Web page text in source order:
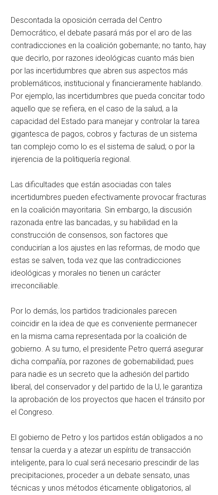
Descontada la oposición cerrada del Centro
Democrático, el debate pasará más por el aro de las
contradicciones en la coalición gobernante; no tanto, hay
que decirlo, por razones ideológicas cuanto más bien
por las incertidumbres que abren sus aspectos más
problemáticos, institucional y financieramente hablando.
Por ejemplo, las incertidumbres que pueda concitar todo
aquello que se refiera, en el caso de la salud, a la
capacidad del Estado para manejar y controlar la tarea
gigantesca de pagos, cobros y facturas de un sistema
tan complejo como lo es el sistema de salud; o por la
injerencia de la politiquería regional.
Las dificultades que están asociadas con tales
incertidumbres pueden efectivamente provocar fracturas
en la coalición mayoritaria. Sin embargo, la discusión
razonada entre las bancadas, y su habilidad en la
construcción de consensos, son factores que
conducirían a los ajustes en las reformas, de modo que
estas se salven, toda vez que las contradicciones
ideológicas y morales no tienen un carácter
irreconciliable.
Por lo demás, los partidos tradicionales parecen
coincidir en la idea de que es conveniente permanecer
en la misma cama representada por la coalición de
gobierno. A su turno, el presidente Petro querrá asegurar
dicha compañía, por razones de gobernabilidad; pues
para nadie es un secreto que la adhesión del partido
liberal, del conservador y del partido de la U, le garantiza
la aprobación de los proyectos que hacen el tránsito por
el Congreso.
El gobierno de Petro y los partidos están obligados a no
tensar la cuerda y a atezar un espíritu de transacción
inteligente, para lo cual será necesario prescindir de las
precipitaciones, proceder a un debate sensato, unas
técnicas y unos métodos éticamente obligatorios, al